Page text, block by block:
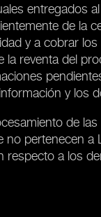
entregados
de la
y a cobrar
la reventa del
y los
de
no pertenecen
respecto a los